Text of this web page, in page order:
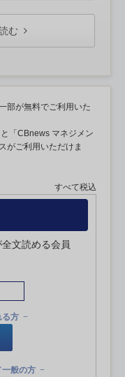
む
部が無料でご利用いた
「CBnews マネジメン
がご利用いただけま
すべて税込
文読める会員
る方
一般の方